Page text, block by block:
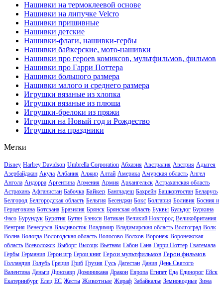
Нашивки на термоклеевой основе
Нашивки на липучке Velcro
Нашивки пришивные
Нашивки детские
Нашивки-флаги, нашивки-гербы
Нашивки байкерские, мото-нашивки
Нашивки про героев комиксов, мультфильмов, фильмов
Нашивки про Гарри Поттера
Нашивки большого размера
Нашивки малого и среднего размера
Игрушки вязаные из хлопка
Игрушки вязаные из плюша
Игрушки-брелоки из пряжи
Игрушки на Новый год и Рождество
Игрушки на праздники
Метки
Disney Harlrey Davidson Umbrella Corporation Абхазия Австралия Австрия Адыгея
Азербайджан Акула Албания Алжир Алтай Америка Амурская область Ангел
Ангола Андорра Аргентина Армения Армия Архангельск Астраханская область
Астрахань Афганистан Бабочка Байкер Бангладеш Бахрейн Башкортостан Беларусь
Белгород Белгородская область Бельгия Бесенджи Бокс Болгария Боливия Босния и
Герцеговина Ботсвана Бразилия Брянск Брянская область Буквы Бульдог Буркина
Фасо Бурундук Бурятия Бутан Бэнкси Ватикан Великий Новгород Великобритания
Венгрия Венесуэла Владивосток Владимир Владимирская область Волгоград Волк
Волна Вологда Вологодская область Волосово Волхов Воронеж Воронежская
область Всеволожск Выборг Высоцк Вьетнам Габон Гана Гарри Поттер Гватемала
Гербы Германия Герои игр Герои книг Герои мультфильмов Герои фильмов
Голландия Голубь Греция Гриб Грузия Гусь Дагестан Дания День Святого
Валентина Деньги Динозавр Доминикана Дракон Европа Египет Еда Единорог Ейск
Екатеринбург Елец ЕС Жесты Животные Жираф Забайкалье Земноводные Зима